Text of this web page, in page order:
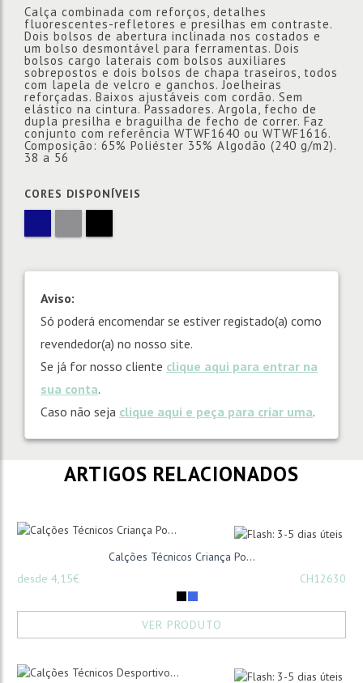
Calça combinada com reforços, detalhes
fluorescentes-refletores e presilhas em contraste.
Dois bolsos de abertura inclinada nos costados e
um bolso desmontável para ferramentas. Dois
bolsos cargo laterais com bolsos auxiliares
sobrepostos e dois bolsos de chapa traseiros, todos
com lapela de velcro e ganchos. Joelheiras
reforçadas. Baixos ajustáveis com cordão. Sem
elástico na cintura. Passadores. Argola, fecho de
dupla presilha e braguilha de fecho de correr. Faz
conjunto com referência WTWF1640 ou WTWF1616.
Composição: 65% Poliéster 35% Algodão (240 g/m2).
38 a 56
CORES DISPONÍVEIS
Aviso:
Só poderá encomendar se estiver registado(a) como
revendedor(a) no nosso site.
Se já for nosso cliente clique aqui para entrar na
sua conta.
Caso não seja clique aqui e peça para criar uma.
ARTIGOS RELACIONADOS
Calções Técnicos Criança Po...
desde 4,15€
CH12630
VER PRODUTO